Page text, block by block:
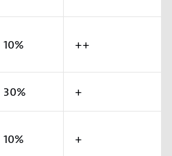
10% ++
30% +
10% +